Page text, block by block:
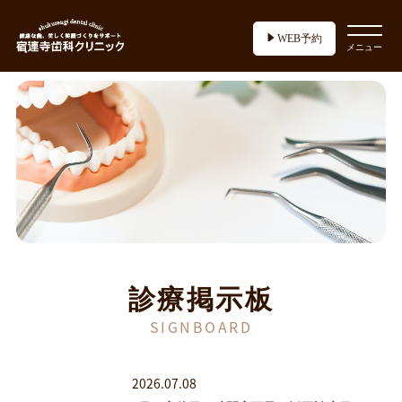
WEB予約
メニュー
診療掲示板
SIGNBOARD
2026.07.08